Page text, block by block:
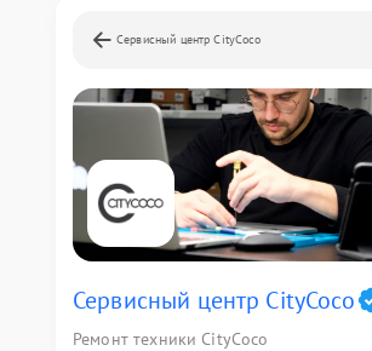
Сервисный центр CityCoco
Сервисный центр CityCoco
Ремонт техники CityCoco